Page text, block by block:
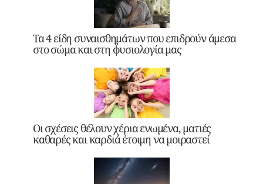
Τα 4 είδη συναισθημάτων που επιδρούν άμεσα
στο σώμα και στη φυσιολογία μας
Οι σχέσεις θέλουν χέρια ενωμένα, ματιές
καθαρές και καρδιά έτοιμη να μοιραστεί